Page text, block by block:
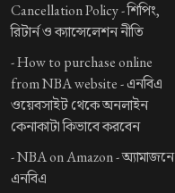
Cancellation Policy -শিপিং,
রিটার্ন ও ক্যান্সেলেশন নীতি
-How to purchase online
from NBA website -এনবিএ
ওয়েবসাইট থেকে অনলাইন
কেনাকাটা কিভাবে করবেন
-NBA on Amazon -অ্যামাজনে
এনবিএ